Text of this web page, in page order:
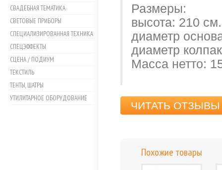
СВАДЕБНАЯ ТЕМАТИКА
СВЕТОВЫЕ ПРИБОРЫ
СПЕЦИАЛИЗИРОВАННАЯ ТЕХНИКА
СПЕЦЭФФЕКТЫ
СЦЕНА / ПОДИУМ
ТЕКСТИЛЬ
ТЕНТЫ, ШАТРЫ
УТИЛИТАРНОЕ ОБОРУДОВАНИЕ
Размеры:
высота: 210 см.
диаметр
диаметр
Масса нетто:
ЧИТАТЬ ОТЗЫВЫ
Похожие товары